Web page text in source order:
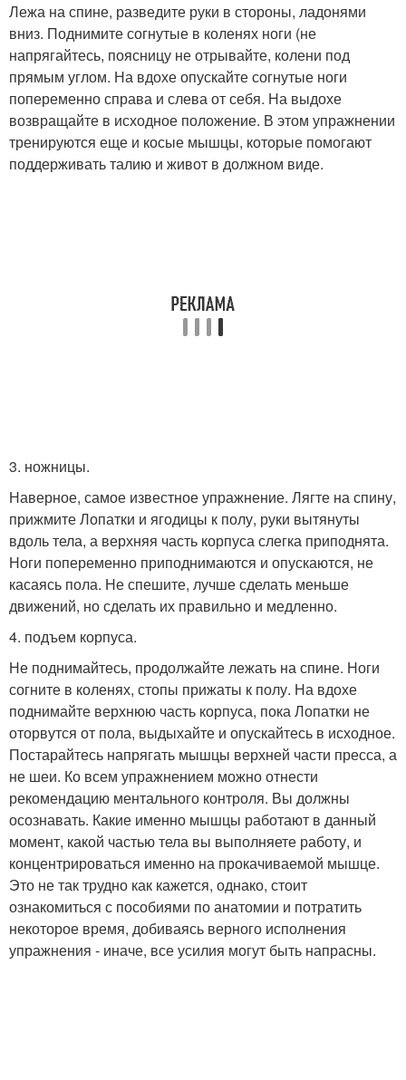
Лежа на спине, разведите руки в стороны, ладонями
вниз. Поднимите согнутые в коленях ноги (не
напрягайтесь, поясницу не отрывайте, колени под
прямым углом. На вдохе опускайте согнутые ноги
попеременно справа и слева от себя. На выдохе
возвращайте в исходное положение. В этом упражнении
тренируются еще и косые мышцы, которые помогают
поддерживать талию и живот в должном виде.
3. ножницы.
Наверное, самое известное упражнение. Лягте на спину,
прижмите Лопатки и ягодицы к полу, руки вытянуты
вдоль тела, а верхняя часть корпуса слегка приподнята.
Ноги попеременно приподнимаются и опускаются, не
касаясь пола. Не спешите, лучше сделать меньше
движений, но сделать их правильно и медленно.
4. подъем корпуса.
Не поднимайтесь, продолжайте лежать на спине. Ноги
согните в коленях, стопы прижаты к полу. На вдохе
поднимайте верхнюю часть корпуса, пока Лопатки не
оторвутся от пола, выдыхайте и опускайтесь в исходное.
Постарайтесь напрягать мышцы верхней части пресса, а
не шеи. Ко всем упражнением можно отнести
рекомендацию ментального контроля. Вы должны
осознавать. Какие именно мышцы работают в данный
момент, какой частью тела вы выполняете работу, и
концентрироваться именно на прокачиваемой мышце.
Это не так трудно как кажется, однако, стоит
ознакомиться с пособиями по анатомии и потратить
некоторое время, добиваясь верного исполнения
упражнения - иначе, все усилия могут быть напрасны.